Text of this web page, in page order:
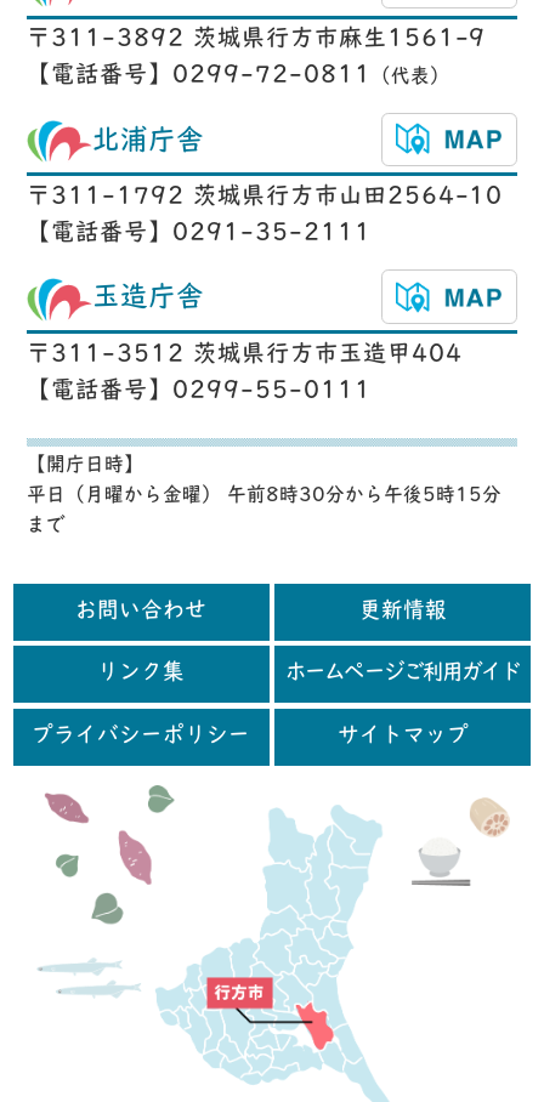
〒311-3892 茨城県行方市麻生1561-9
【電話番号】0299-72-0811
（代表）
北浦庁舎
〒311-1792 茨城県行方市山田2564-10
【電話番号】0291-35-2111
玉造庁舎
〒311-3512 茨城県行方市玉造甲404
【電話番号】0299-55-0111
【開庁日時】
平日（月曜から金曜） 午前8時30分から午後5時15分
まで
お問い合わせ 更新情報
リンク集 ホームページご利用ガイド
プライバシーポリシー サイトマップ